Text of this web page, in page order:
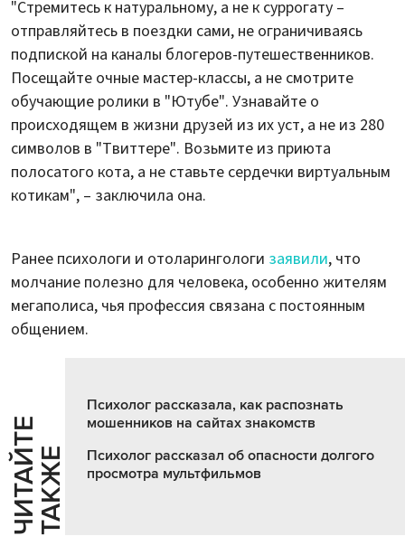
"Стремитесь к натуральному, а не к суррогату –
отправляйтесь в поездки сами, не ограничиваясь
подпиской на каналы блогеров-путешественников.
Посещайте очные мастер-классы, а не смотрите
обучающие ролики в "Ютубе". Узнавайте о
происходящем в жизни друзей из их уст, а не из 280
символов в "Твиттере". Возьмите из приюта
полосатого кота, а не ставьте сердечки виртуальным
котикам", – заключила она.
Ранее психологи и отоларингологи заявили, что
молчание полезно для человека, особенно жителям
мегаполиса, чья профессия связана с постоянным
общением.
Ч
И
Т
АЙ
Т
Е
Т
А
К
ЖЕ
Психолог рассказала, как распознать
мошенников на сайтах знакомств
Психолог рассказал об опасности долгого
просмотра мультфильмов